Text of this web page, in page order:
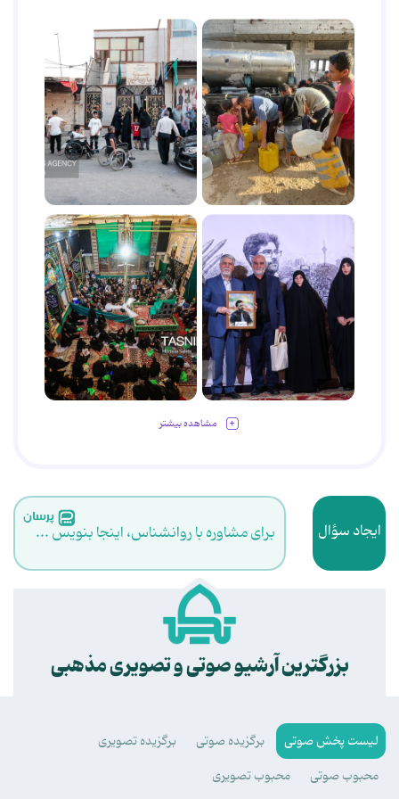
مشاهده بیشتر
ایجاد سؤال برای مشاوره با روانشناس، اینجا بنویس ...
.
بزرگترین آرشیو صوتی و تصویری مذهبی
لیست پخش صوتی برگزیده صوتی
برگزیده تصویری
محبوب صوتی
محبوب تصویری